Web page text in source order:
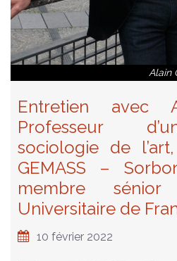
Alain
Entretien avec
Professeur
sociologie de
GEMASS –
membre
Universitaire de
10 février 2022